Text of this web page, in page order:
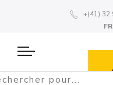
+(41) 32
FR